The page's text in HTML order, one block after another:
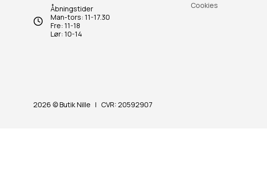
Åbningstider
Man-tors: 11-17.30
Fre: 11-18
Lør: 10-14
Cookies
2026 © Butik Nille | CVR: 20592907